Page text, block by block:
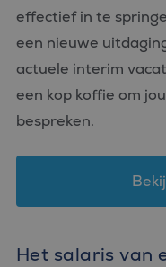
effectief in te
een nieuwe
actuele interim
een kop koffie om
bespreken.
Het salaris van